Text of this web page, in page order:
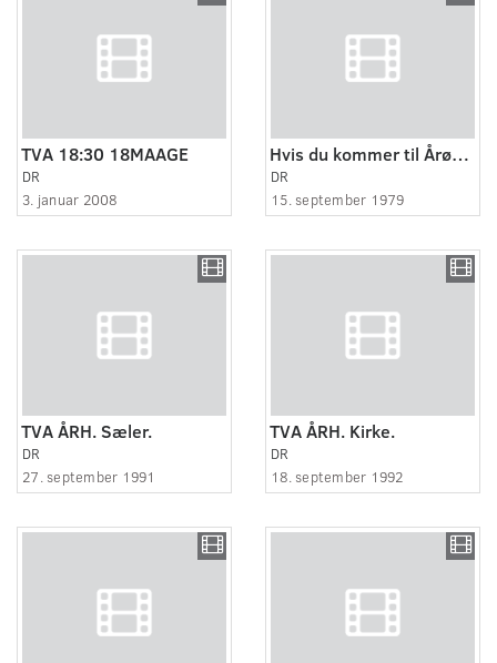
TVA 18:30 18MAAGE
DR
3. januar 2008
Hvis du kommer til Årøsund - om sommeren
DR
15. september 1979
TVA ÅRH. Sæler.
DR
27. september 1991
TVA ÅRH. Kirke.
DR
18. september 1992